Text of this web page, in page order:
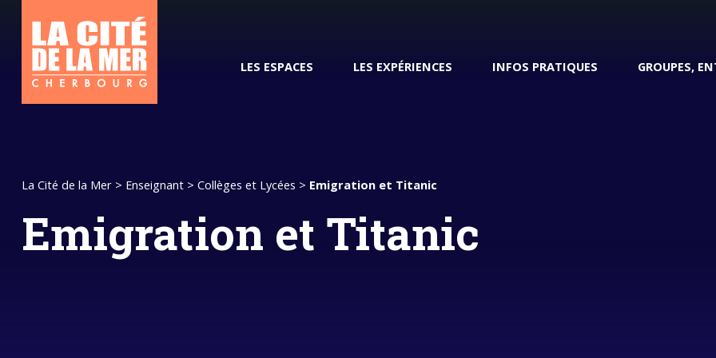
LES ESPACES
L’océan du Futur
LES EXPÉRIENCES
Poisson pilote, votre guide
INFOS PRATIQUES
Horaires et tarifs
GROUPES,
La Cité de la Mer> Enseignant> Collèges et Lycées > Emigration et Titanic
Emigration et Titanic